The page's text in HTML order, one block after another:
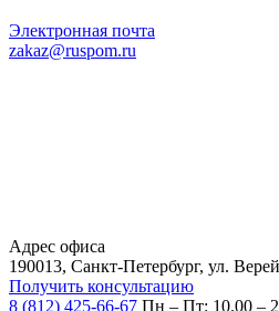
Электронная почта
zakaz@ruspom.ru
Адрес офиса
190013, Санкт-Петербург, ул.
Получить консультацию
8 (812) 425-66-67 Пн – Пт: 10.00 –